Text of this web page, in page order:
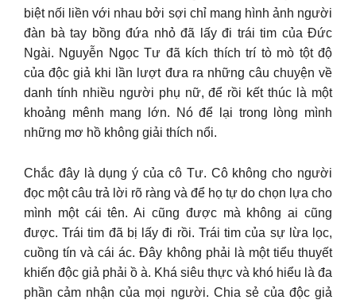
biệt nối liền với nhau bởi sợi chỉ mang hình ảnh người
đàn bà tay bồng đứa nhỏ đã lấy đi trái tim của Đức
Ngài. Nguyễn Ngọc Tư đã kích thích trí tò mò tột độ
của độc giả khi lần lượt đưa ra những câu chuyện về
danh tính nhiều người phụ nữ, để rồi kết thúc là một
khoảng mênh mang lớn. Nó để lại trong lòng mình
những mơ hồ không giải thích nổi.
Chắc đây là dụng ý của cô Tư. Cô không cho người
đọc một câu trả lời rõ ràng và để họ tự do chọn lựa cho
mình một cái tên. Ai cũng được mà không ai cũng
được. Trái tim đã bị lấy đi rồi. Trái tim của sự lừa lọc,
cuồng tín và cái ác. Đây không phải là một tiểu thuyết
khiến độc giả phải ồ à. Khá siêu thực và khó hiểu là đa
phần cảm nhận của mọi người. Chia sẻ của độc giả